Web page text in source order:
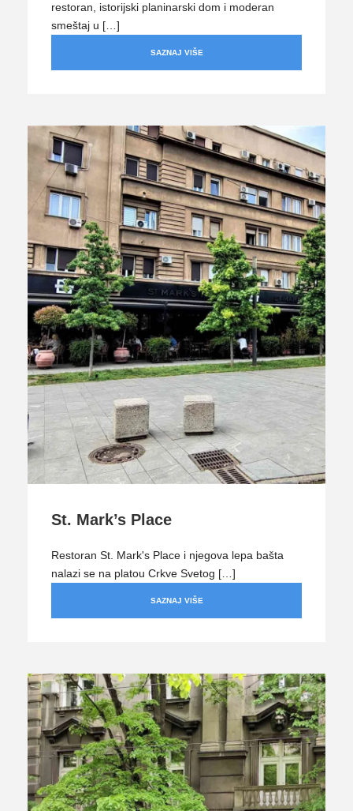
restoran, istorijski planinarski dom i moderan
smeštaj u […]
SAZNAJ VIŠE
St. Mark’s Place
Restoran St. Mark's Place i njegova lepa bašta
nalazi se na platou Crkve Svetog […]
SAZNAJ VIŠE